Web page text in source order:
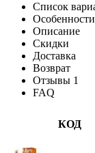
Список
Особенности
Описание
Скидки
Доставка
Возврат
Отзывы 1
FAQ
КОД